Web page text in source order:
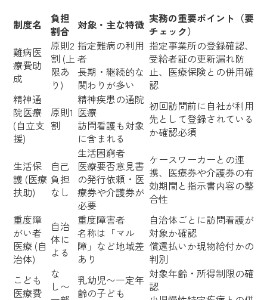
制度名
負担
割合
対象・主な特徴 実務の重要ポイント（要
チェック）
難病医
療費助
成
原則2
割 (上
限あ
り)
指定難病の利用
者
長期・継続的な
関わりが多い
指定事業所の登録確認、
受給者証の更新漏れ防
止、医療保険との併用確
認
精神通
院医療
(自立支
援)
原則1
割
精神疾患の通院
医療
訪問看護も対象
に含まれる
初回訪問前に自社が利用
先として登録されている
か確認必須
生活保
護 (医療
扶助)
自己
負担
なし
生活困窮者
医療要否意見書
の発行依頼・医
療券や介護券が
必要
ケースワーカーとの連
携、医療券や介護券の有
効期間と指示書内容の整
合性
重度障
がい者
医療 (自
治体)
自治
体に
よる
重度障害者
名称は「マル
障」など地域差
あり
自治体ごとに訪問看護が
対象か確認
償還払いか現物給付かの
判別
こども
医療費
な
し〜
乳幼児〜一定年
齢の子ども
対象年齢・所得制限の確
認